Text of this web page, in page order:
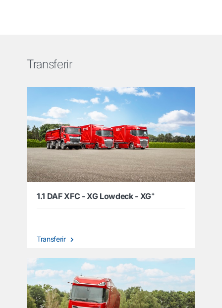
Transferir
1.1 DAF XFC - XG Lowdeck - XG⁺
Transferir